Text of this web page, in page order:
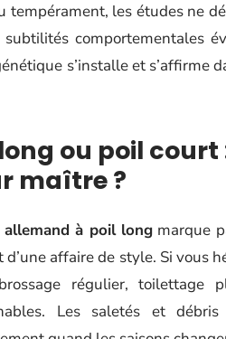
tempérament, les études ne
subtilités comportementales
s’installe et s’affirme
ou poil
maître ?
allemand à poil longmarque
d’une affaire de style. Si vous
régulier, toilettage
Les saletés et